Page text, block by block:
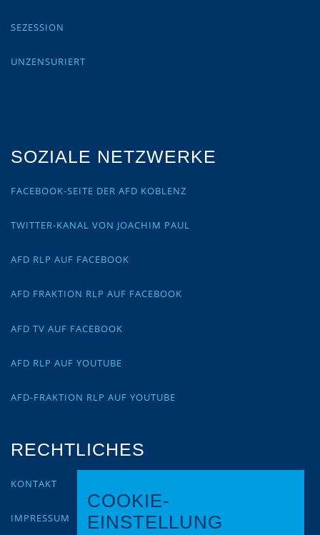
SEZESSION
UNZENSURIERT
SOZIALE NETZWERKE
FACEBOOK-SEITE DER AFD KOBLENZ
TWITTER-KANAL VON JOACHIM PAUL
AFD RLP AUF FACEBOOK
AFD FRAKTION RLP AUF FACEBOOK
AFD TV AUF FACEBOOK
AFD RLP AUF YOUTUBE
AFD-FRAKTION RLP AUF YOUTUBE
RECHTLICHES
KONTAKT
IMPRESSUM
COOKIE-
EINSTELLUNG